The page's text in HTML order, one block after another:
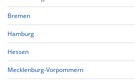
Bremen
Hamburg
Hessen
Mecklenburg-Vorpommern